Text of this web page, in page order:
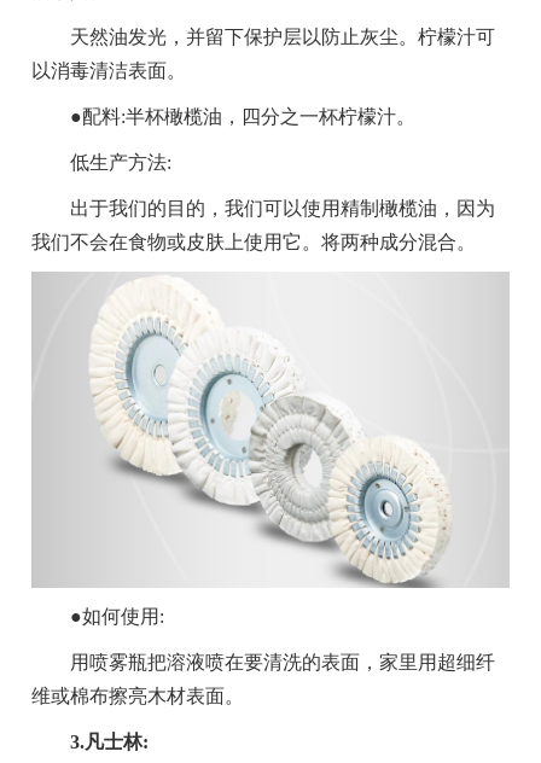
天然油发光，并留下保护层以防止灰尘。柠檬汁可
以消毒清洁表面。
●配料:半杯橄榄油，四分之一杯柠檬汁。
低生产方法:
出于我们的目的，我们可以使用精制橄榄油，因为
我们不会在食物或皮肤上使用它。将两种成分混合。
●如何使用:
用喷雾瓶把溶液喷在要清洗的表面，家里用超细纤
维或棉布擦亮木材表面。
3.凡士林: